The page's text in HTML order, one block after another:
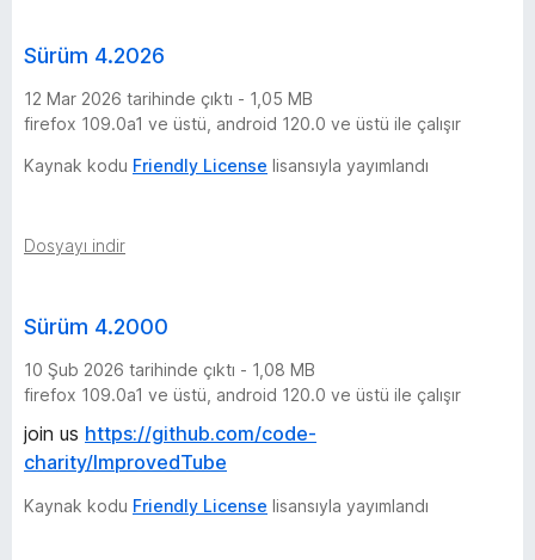
T
u
e
)
s
ü
r
Sürüm 4.2026
12 Mar 2026 tarihinde çıktı - 1,05 MB
firefox 109.0a1 ve üstü, android 120.0 ve üstü ile çalışır
Kaynak kodu Friendly License lisansıyla yayımlandı
Dosyayı indir
Sürüm 4.2000
10 Şub 2026 tarihinde çıktı - 1,08 MB
firefox 109.0a1 ve üstü, android 120.0 ve üstü ile çalışır
join us https://github.com/code-
charity/ImprovedTube
Kaynak kodu Friendly License lisansıyla yayımlandı